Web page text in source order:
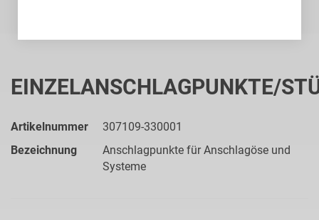
EINZELANSCHLAGPUNKTE/
Artikelnummer
307109-330001
Bezeichnung
Anschlagpunkte für Anschlagöse und
Systeme
Anfang
der
springen